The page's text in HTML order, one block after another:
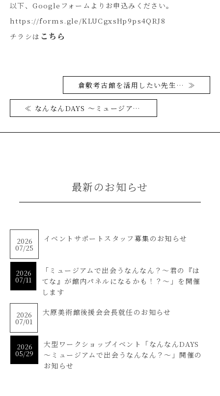
以下、Googleフォームよりお申込みください。
https://forms.gle/KLUCgxsHp9ps4QRJ8
チラシは こちら
倉敷考古館を活用したい先生のための倉敷考古館体験会
なんなんDAYS ～ミュージアムで出会うなんなん？～2025年度 活動記録集を発行しました
最新のお知らせ
2026
07/25
イベントサポートスタッフ募集のお知らせ
2026
07/11
「ミュージアムで出会うなんなん？～君の『は
てな』が館内パネルになるかも！？～」を開催
します
2026
07/01
大原美術館後援会会長就任のお知らせ
2026
05/29
大型ワークショップイベント「なんなんDAYS
～ミュージアムで出会うなんなん？～」開催の
お知らせ